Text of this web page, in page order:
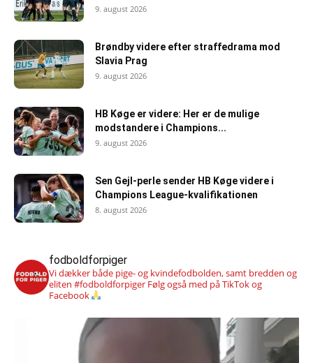
9. august 2026
Brøndby videre efter straffedrama mod
Slavia Prag
9. august 2026
HB Køge er videre: Her er de mulige
modstandere i Champions...
9. august 2026
Sen Gejl-perle sender HB Køge videre i
Champions League-kvalifikationen
8. august 2026
fodboldforpiger
Vi dækker både pige- og kvindefodbolden, samt bredden og
eliten #fodboldforpiger Følg også med på TikTok og
Facebook